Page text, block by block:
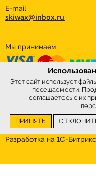
Интернет-магазин
Разработка на 1С-
E-mail
skiwax@inbox.ru
Мы принимаем
Этот сайт использует
посещаемости.
соглашаетесь с их
ПРИНЯТЬ